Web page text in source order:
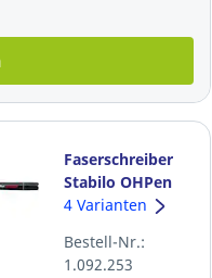
Faserschreiber
Stabilo OHPen
843, M,
schwarz
4 Varianten
Bestell-Nr.:
1.092.253